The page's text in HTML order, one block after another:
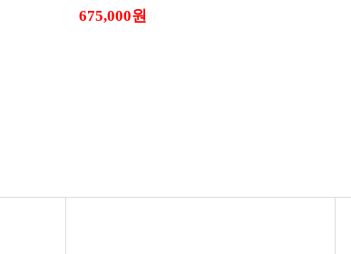
675,000원